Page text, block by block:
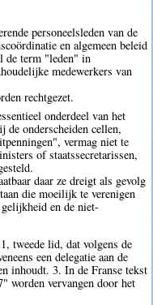
personeelsleden van de
en algemeen beleid
de term "leden" in
medewerkers van
rechtgezet.
onderdeel van het
de onderscheiden cellen,
vermag niet te
of staatssecretarissen,
daar ze dreigt als gevolg
die moeilijk te verenigen
en de niet-
tweede lid, dat volgens de
een delegatie aan de
inhoudt. 3. In de Franse tekst
worden vervangen door het